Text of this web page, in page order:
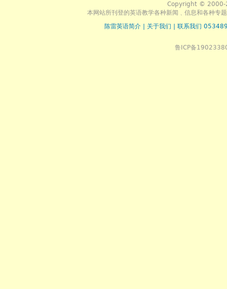
Copyright © 2000-
本网站所刊登的英语教学各种新闻﹑信息和各种专
陈雷英语简介
关于我们 联系我们
鲁ICP备